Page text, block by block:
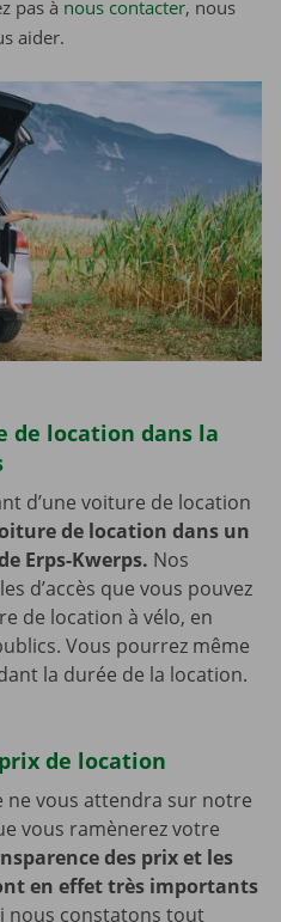
pas à nous contacter, nous
aider.
de location dans la
d’une voiture de location
de location dans un
Erps-Kwerps. Nos
d’accès que vous pouvez
de location à vélo, en
Vous pourrez même
la durée de la location.
de location
ne vous attendra sur notre
vous ramènerez votre
des prix et les
en effet très importants
nous constatons tout